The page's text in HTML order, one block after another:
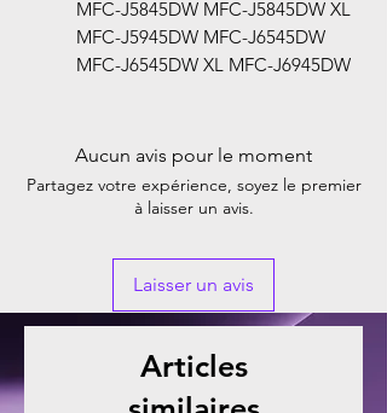
MFC-J5845DW MFC-J5845DW XL
MFC-J5945DW MFC-J6545DW
MFC-J6545DW XL MFC-J6945DW
Aucun avis pour le moment
Partagez votre expérience, soyez le premier
à laisser un avis.
Laisser un avis
Articles